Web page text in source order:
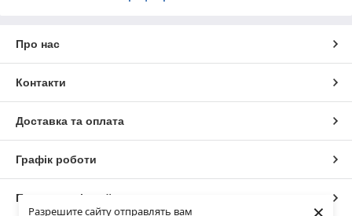
Разрешите сайту отправлять вам
Про нас
Контакти
Доставка та оплата
Графік роботи
Повна версія сайту